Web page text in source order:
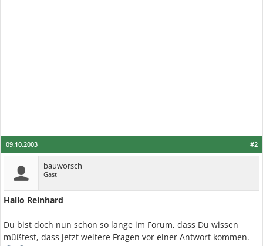
#2
09.10.2003
bauworsch
Gast
Hallo Reinhard
Du bist doch nun schon so lange im Forum, dass Du wissen
müßtest, dass jetzt weitere Fragen vor einer Antwort kommen.